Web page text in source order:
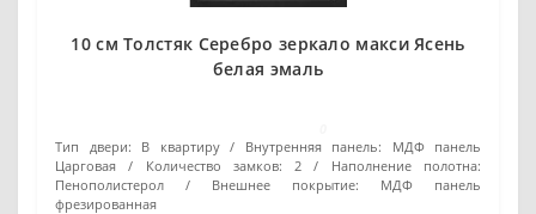
10 см Толстяк Серебро зеркало макси Ясень
белая эмаль
Тип двери:
В квартиру Внутренняя панель:
МДФ панель
Царговая
Количество замков: 2
Наполнение полотна:
Пенополистерол
Внешнее покрытие:
МДФ панель
фрезированная